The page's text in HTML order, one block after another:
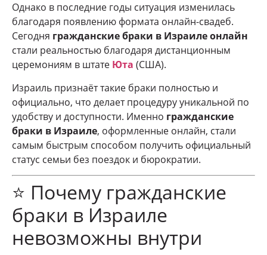
Однако в последние годы ситуация изменилась
благодаря появлению формата онлайн-свадеб.
Сегодня гражданские браки в Израиле онлайн
стали реальностью благодаря дистанционным
церемониям в штате Юта (США).
Израиль признаёт такие браки полностью и
официально, что делает процедуру уникальной по
удобству и доступности. Именно гражданские
браки в Израиле, оформленные онлайн, стали
самым быстрым способом получить официальный
статус семьи без поездок и бюрократии.
⭐ Почему гражданские
браки в Израиле
невозможны внутри